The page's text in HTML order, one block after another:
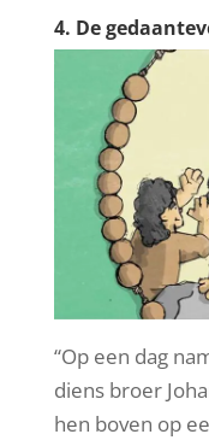
4. De
“Op een dag
diens broer
hen boven op